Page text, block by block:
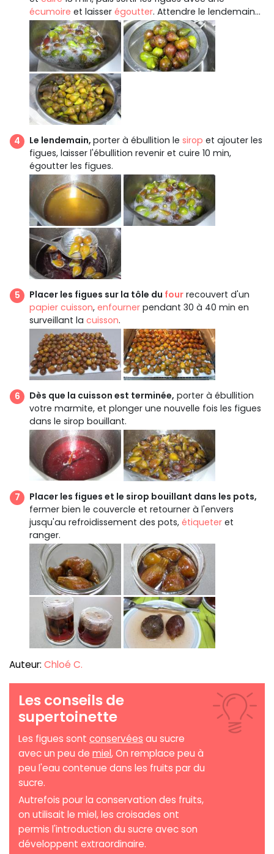
écumoire et laisser égoutter. Attendre le lendemain...
Le lendemain, porter à ébullition le sirop et ajouter les
figues, laisser l'ébullition revenir et cuire 10 min,
égoutter les figues.
Placer les figues sur la tôle du four recouvert d'un
papier cuisson, enfourner pendant 30 à 40 min en
surveillant la cuisson.
Dès que la cuisson est terminée, porter à ébullition
votre marmite, et plonger une nouvelle fois les figues
dans le sirop bouillant.
Placer les figues et le sirop bouillant dans les pots,
fermer bien le couvercle et retourner à l'envers
jusqu'au refroidissement des pots, étiqueter et
ranger.
Auteur: Chloé C.
Les conseils de
supertoinette
Les figues sont conservées au sucre
avec un peu de miel, On remplace peu à
peu l'eau contenue dans les fruits par du
sucre.
Autrefois pour la conservation des fruits,
on utilisait le miel, les croisades ont
permis l'introduction du sucre avec son
développent extraordinaire.